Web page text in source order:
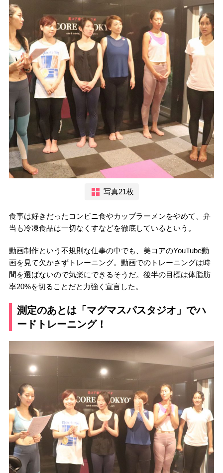
写真21枚
食事は好きだったコンビニ食やカップラーメンをやめて、弁
当も冷凍食品は一切なくすなどを徹底しているという。
動画制作という不規則な仕事の中でも、美コアのYouTube動
画を見て欠かさずトレーニング。動画でのトレーニングは時
間を選ばないので気楽にできるそうだ。後半の目標は体脂肪
率20%を切ることだと力強く宣言した。
測定のあとは「マグマスパスタジオ」でハ
ードトレーニング！